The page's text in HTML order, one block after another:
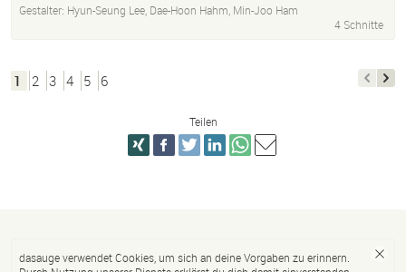
Gestalter: Hyun-Seung Lee, Dae-Hoon Hahm, Min-Joo Ham
4 Schnitte
1 2 3 4 5 6
Teilen
dasauge verwendet Cookies, um sich an deine Vorgaben zu erinnern.